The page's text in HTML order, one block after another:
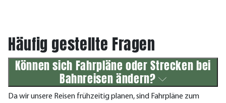
Häufig gestellte Fragen
Können sich Fahrpläne oder Strecken bei
Bahnreisen ändern?
Da wir unsere Reisen frühzeitig planen, sind Fahrpläne zum